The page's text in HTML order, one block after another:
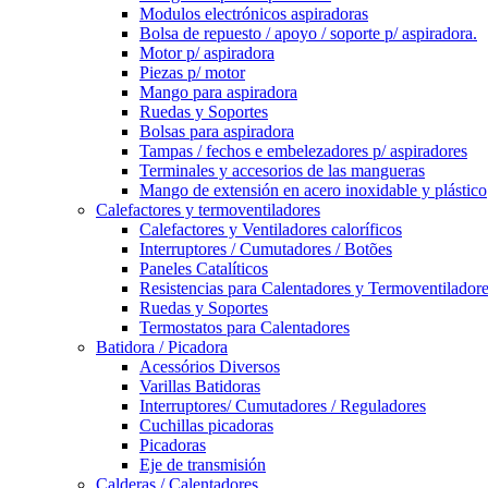
Modulos electrónicos aspiradoras
Bolsa de repuesto / apoyo / soporte p/ aspiradora.
Motor p/ aspiradora
Piezas p/ motor
Mango para aspiradora
Ruedas y Soportes
Bolsas para aspiradora
Tampas / fechos e embelezadores p/ aspiradores
Terminales y accesorios de las mangueras
Mango de extensión en acero inoxidable y plástico
Calefactores y termoventiladores
Calefactores y Ventiladores caloríficos
Interruptores / Cumutadores / Botões
Paneles Catalíticos
Resistencias para Calentadores y
Ruedas y Soportes
Termostatos para Calentadores
Batidora / Picadora
Acessórios Diversos
Varillas Batidoras
Interruptores/ Cumutadores / Reguladores
Cuchillas picadoras
Picadoras
Eje de transmisión
Calderas / Calentadores